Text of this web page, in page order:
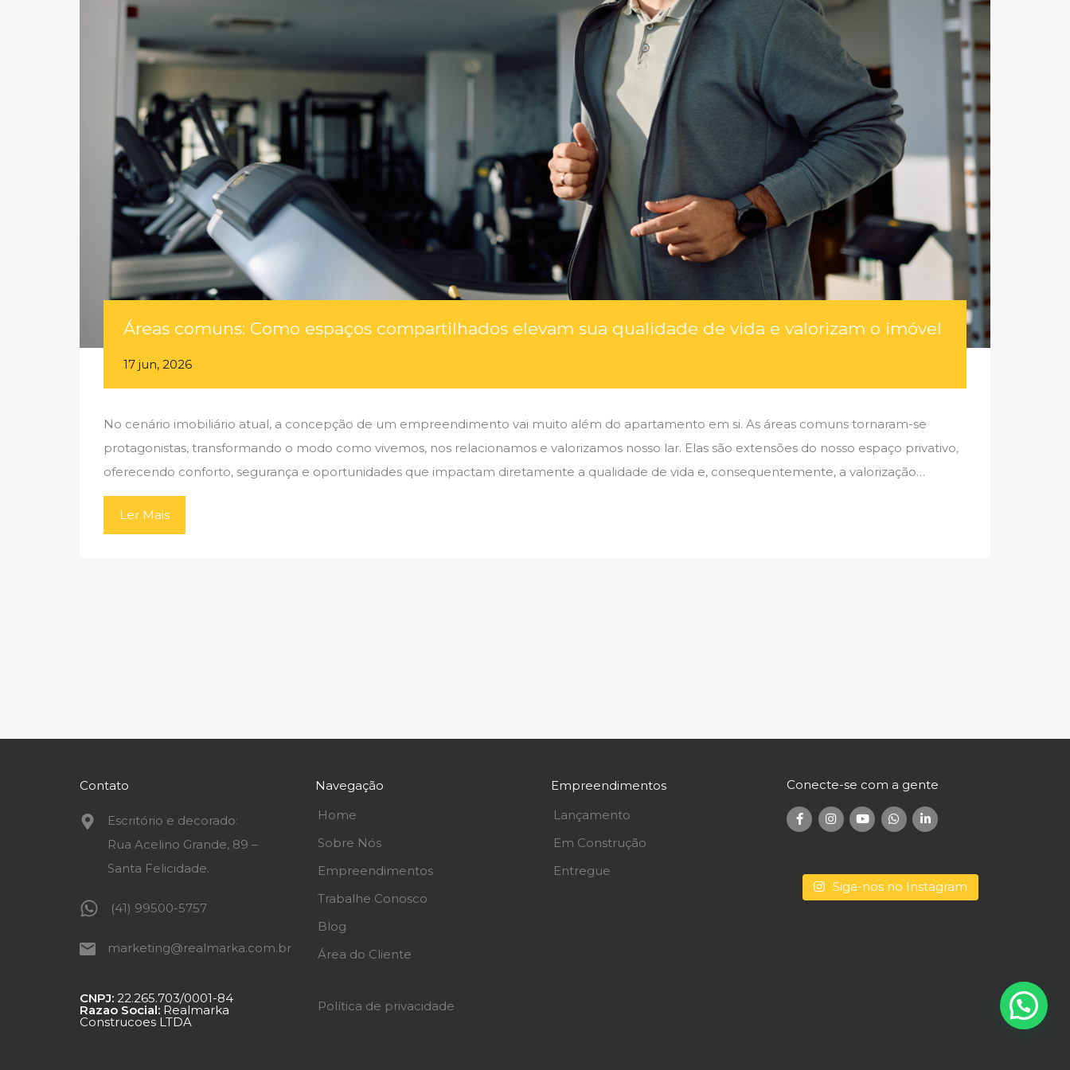
Áreas comuns: Como espaços compartilhados elevam sua qualidade de vida e valorizam o imóvel
17 jun, 2026
No cenário imobiliário atual, a concepção de um empreendimento vai muito além do apartamento em si. As áreas comuns tornaram-se
protagonistas, transformando o modo como vivemos, nos relacionamos e valorizamos nosso lar. Elas são extensões do nosso espaço privativo,
oferecendo conforto, segurança e oportunidades que impactam diretamente a qualidade de vida e, consequentemente, a valorização…
Ler Mais
Contato
Escritório e decorado:
Rua Acelino Grande, 89 –
Santa Felicidade.
(41) 99500-5757
marketing@realmarka.com.br
CNPJ: 22.265.703/0001-84
Razao Social: Realmarka
Construcoes LTDA
Navegação
Home
Sobre Nós
Empreendimentos
Trabalhe Conosco
Blog
Área do Cliente
Política de privacidade
Empreendimentos
Lançamento
Em Construção
Entregue
Conecte-se com a gente
Siga-nos no Instagram